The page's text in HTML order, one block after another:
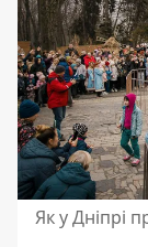
Як у Дніпрі